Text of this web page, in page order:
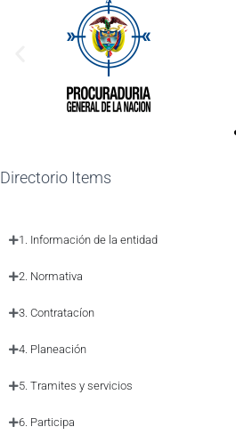
Directorio Items
1. Información de la entidad
2. Normativa
3. Contratacíon
4. Planeación
5. Tramites y servicios
6. Participa